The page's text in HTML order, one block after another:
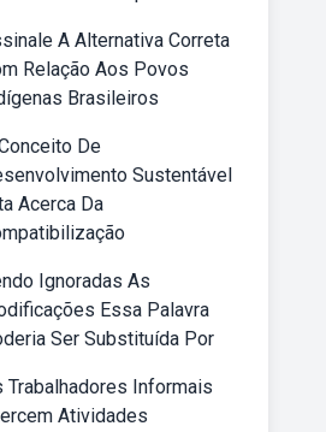
A Alternativa Correta
Relação Aos Povos
Brasileiros
De
Sustentável
Acerca Da
Ignoradas As
Essa Palavra
Ser Substituída Por
Trabalhadores Informais
Atividades